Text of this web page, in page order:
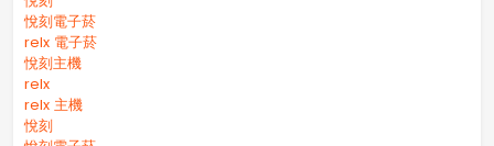
悅刻電子菸
relx 電子菸
悅刻主機
relx
relx 主機
悅刻